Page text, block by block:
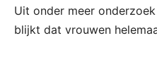
Uit onder meer
blijkt dat vrouwen